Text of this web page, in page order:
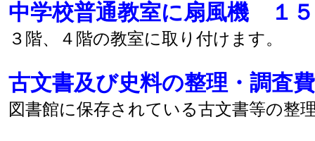
中学校普通教室に扇風機 １
３階、４階の教室に取り付けます。
古文書及び史料の整理・調
図書館に保存されている古文書等の整